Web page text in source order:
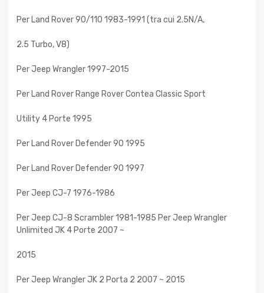
Per Land Rover 90/110 1983-1991 (tra cui 2.5N/A,
2.5 Turbo, V8)
Per Jeep Wrangler 1997-2015
Per Land Rover Range Rover Contea Classic Sport
Utility 4 Porte 1995
Per Land Rover Defender 90 1995
Per Land Rover Defender 90 1997
Per Jeep CJ-7 1976-1986
Per Jeep CJ-8 Scrambler 1981-1985 Per Jeep Wrangler
Unlimited JK 4 Porte 2007 ~
2015
Per Jeep Wrangler JK 2 Porta 2 2007 ~ 2015